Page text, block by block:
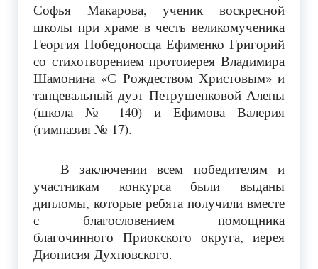
Софья Макарова, ученик воскресной
школы при храме в честь великомученика
Георгия Победоносца Ефименко Григорий
со стихотворением протоиерея Владимира
Шамонина «С Рождеством Христовым» и
танцевальный дуэт Петрушенковой Алены
(школа № 140) и Ефимова Валерия
(гимназия № 17).
В заключении всем победителям и
участникам конкурса были выданы
дипломы, которые ребята получили вместе
с благословением помощника
благочинного Приокского округа, иерея
Дионисия Духновского.